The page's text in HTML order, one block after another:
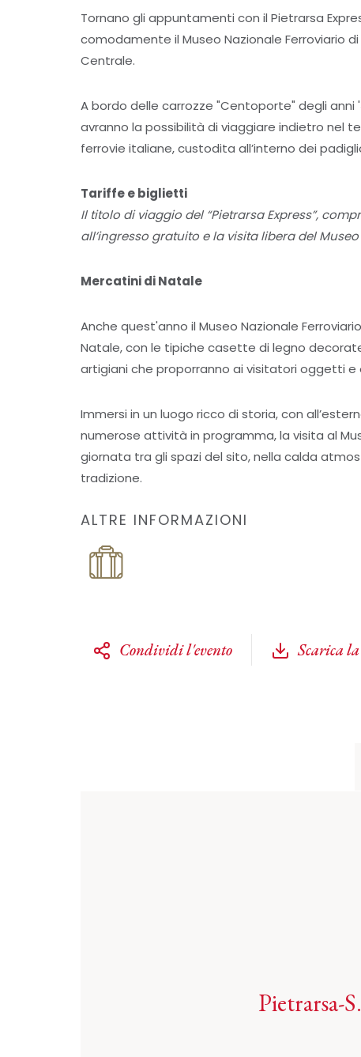
Tornano gli appuntamenti con il Pietrarsa
comodamente il Museo Nazionale Ferroviario
Centrale.
A bordo delle carrozze "Centoporte" degli
avranno la possibilità di viaggiare indietro nel
ferrovie italiane, custodita all’interno dei
Tariffe e biglietti
Il titolo di viaggio del “Pietrarsa Express”,
all’ingresso gratuito e la visita libera del
Mercatini di Natale
Anche quest'anno il Museo Nazionale
Natale, con le tipiche casette di legno
artigiani che proporranno ai visitatori oggetti e
Immersi in un luogo ricco di storia, con
numerose attività in programma, la visita al
giornata tra gli spazi del sito, nella calda
tradizione.
ALTRE INFORMAZIONI
Condividi l'evento Scarica
Pietrarsa-